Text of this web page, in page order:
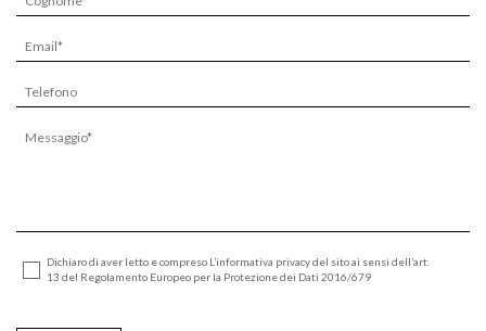
Dichiaro di aver letto e compreso L’informativa privacy del sito ai sensi dell’art.
13 del Regolamento Europeo per la Protezione dei Dati 2016/679